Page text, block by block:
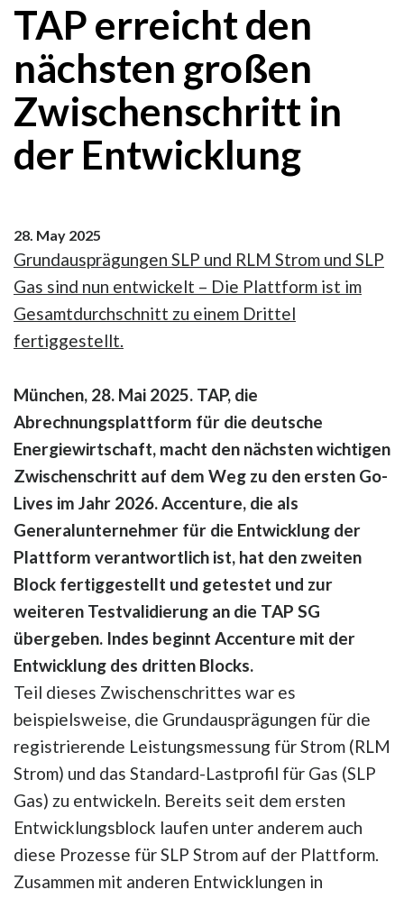
TAP erreicht den
nächsten großen
Zwischenschritt in
der Entwicklung
28. May 2025
Grundausprägungen SLP und RLM Strom und SLP
Gas sind nun entwickelt – Die Plattform ist im
Gesamtdurchschnitt zu einem Drittel
fertiggestellt.
München, 28. Mai 2025. TAP, die
Abrechnungsplattform für die deutsche
Energiewirtschaft, macht den nächsten wichtigen
Zwischenschritt auf dem Weg zu den ersten Go-
Lives im Jahr 2026. Accenture, die als
Generalunternehmer für die Entwicklung der
Plattform verantwortlich ist, hat den zweiten
Block fertiggestellt und getestet und zur
weiteren Testvalidierung an die TAP SG
übergeben. Indes beginnt Accenture mit der
Entwicklung des dritten Blocks.
Teil dieses Zwischenschrittes war es
beispielsweise, die Grundausprägungen für die
registrierende Leistungsmessung für Strom (RLM
Strom) und das Standard-Lastprofil für Gas (SLP
Gas) zu entwickeln. Bereits seit dem ersten
Entwicklungsblock laufen unter anderem auch
diese Prozesse für SLP Strom auf der Plattform.
Zusammen mit anderen Entwicklungen in